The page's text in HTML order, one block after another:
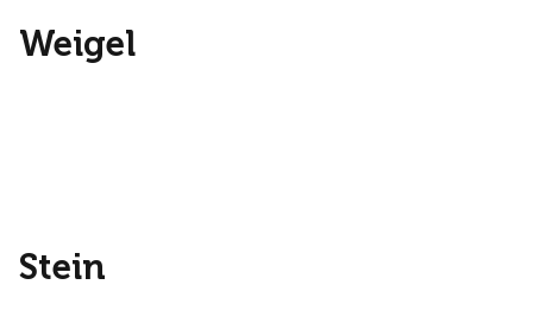
Weigel
Stein